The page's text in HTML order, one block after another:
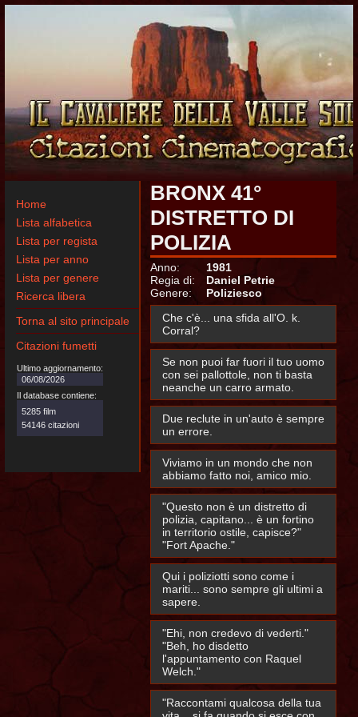
Home
Lista alfabetica
Lista per regista
Lista per anno
Lista per genere
Ricerca libera
Torna al sito principale
Citazioni fumetti
Ultimo aggiornamento:
06/08/2026
Il database contiene:
5285 film
54146 citazioni
BRONX 41°
DISTRETTO DI
POLIZIA
Anno:
1981
Regia di:
Daniel Petrie
Genere:
Poliziesco
Che c'è... una sfida all'O. k.
Corral?
Se non puoi far fuori il tuo uomo
con sei pallottole, non ti basta
neanche un carro armato.
Due reclute in un'auto è sempre
un errore.
Viviamo in un mondo che non
abbiamo fatto noi, amico mio.
"Questo non è un distretto di
polizia, capitano... è un fortino
in territorio ostile, capisce?"
"Fort Apache."
Qui i poliziotti sono come i
mariti... sono sempre gli ultimi a
sapere.
"Ehi, non credevo di vederti."
"Beh, ho disdetto
l'appuntamento con Raquel
Welch."
"Raccontami qualcosa della tua